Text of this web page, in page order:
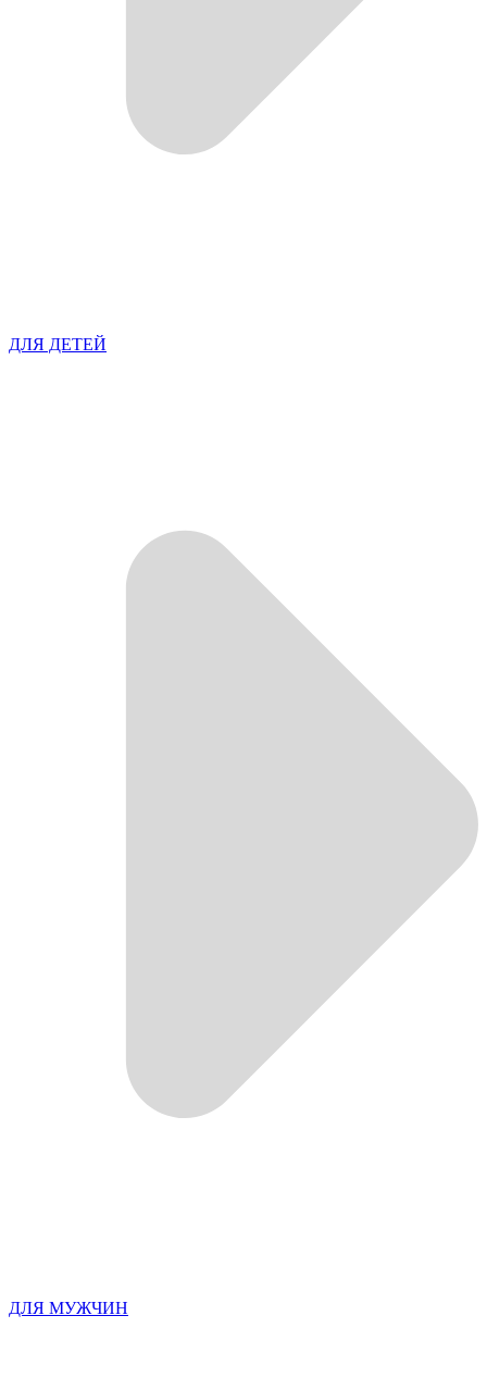
ДЛЯ ДЕТЕЙ
ДЛЯ МУЖЧИН